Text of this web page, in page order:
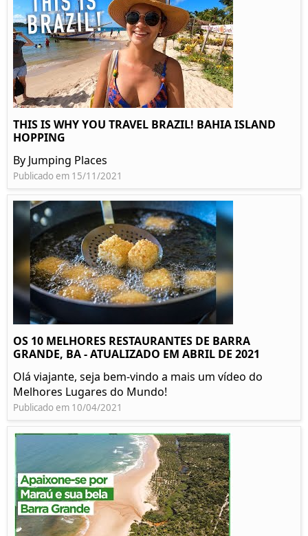
THIS IS WHY YOU TRAVEL BRAZIL! BAHIA ISLAND
HOPPING
By Jumping Places
Publicado em 15/11/2021
OS 10 MELHORES RESTAURANTES DE BARRA
GRANDE, BA - ATUALIZADO EM ABRIL DE 2021
Olá viajante, seja bem-vindo a mais um vídeo do
Melhores Lugares do Mundo!
Publicado em 10/04/2021